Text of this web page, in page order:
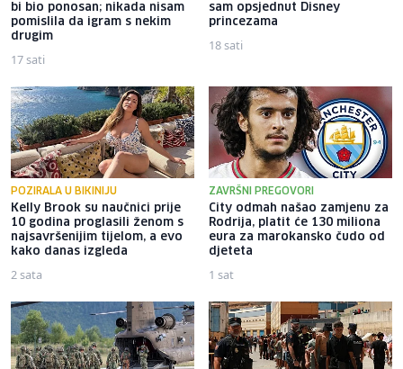
bi bio ponosan; nikada nisam
pomislila da igram s nekim
drugim
17 sati
sam opsjednut Disney
princezama
18 sati
POZIRALA U BIKINIJU
Kelly Brook su naučnici prije
10 godina proglasili ženom s
najsavršenijim tijelom, a evo
kako danas izgleda
2 sata
ZAVRŠNI PREGOVORI
City odmah našao zamjenu za
Rodrija, platit će 130 miliona
eura za marokansko čudo od
djeteta
1 sat